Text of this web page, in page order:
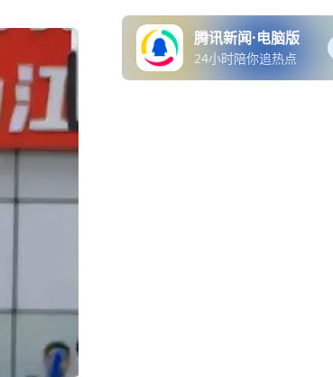
腾讯新闻·电脑版
24小时陪你追热点